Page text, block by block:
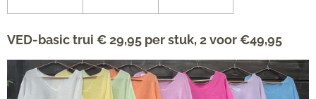
VED-basic trui € 29,95 per stuk, 2 voor €49,95